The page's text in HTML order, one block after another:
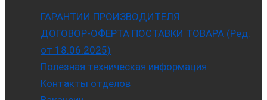
ГАРАНТИИ ПРОИЗВОДИТЕЛЯ
ДОГОВОР-ОФЕРТА ПОСТАВКИ ТОВАРА (Ред.
от 18.06.2025)
Полезная техническая информация
Контакты отделов